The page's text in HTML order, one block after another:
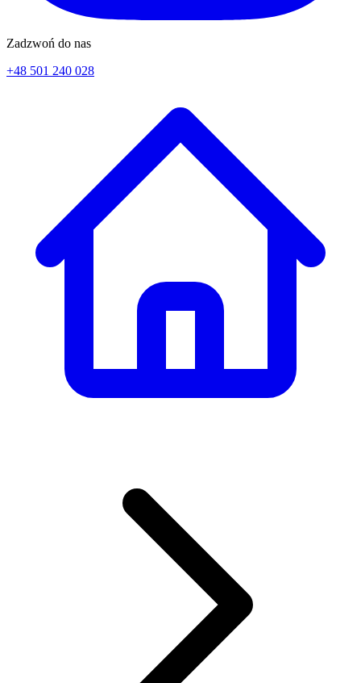
Zadzwoń do nas
+48 501 240 028